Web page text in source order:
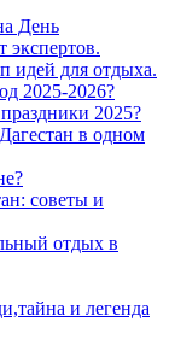
День
экспертов.
идей для отдыха.
2025-2026?
2025?
в одном
советы и
отдых в
и легенда